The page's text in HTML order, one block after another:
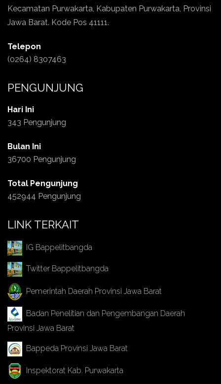
Kecamatan Purwakarta, Kabupaten Purwakarta, Provinsi
Jawa Barat. Kode Pos 41111.
Telepon
(0264) 8307463
PENGUNJUNG
Hari Ini
343 Pengunjung
Bulan Ini
36700 Pengunjung
Total Pengunjung
452944 Pengunjung
LINK TERKAIT
IG Bappelitbangda
Twitter Bappelitbangda
Pemerintah Daerah Provinsi Jawa Barat
Badan Penelitian dan Pengembangan Daerah
Provinsi Jawa Barat
Bappeda Provinsi Jawa Barat
Inspektorat Kab. Purwakarta